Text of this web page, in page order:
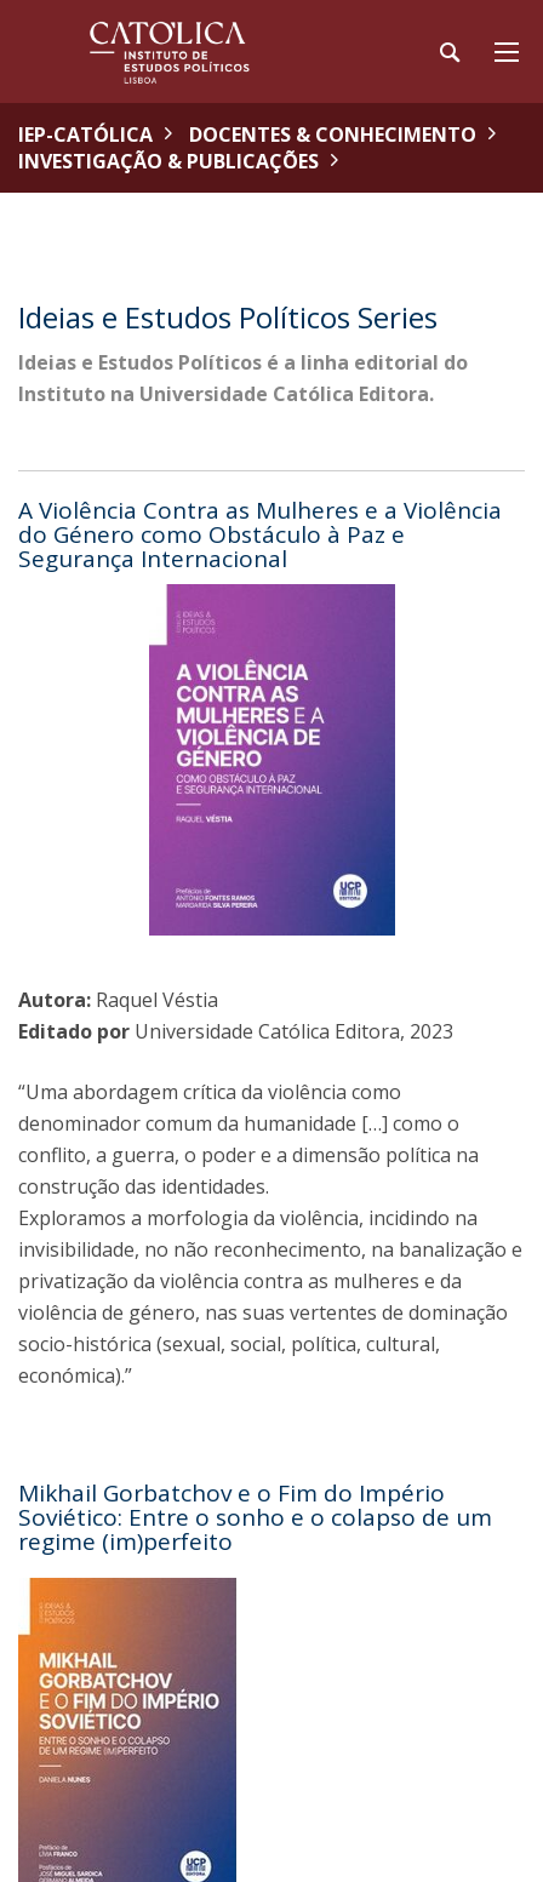
IEP-CATÓLICA
DOCENTES & CONHECIMENTO
INVESTIGAÇÃO & PUBLICAÇÕES
Ideias e Estudos Políticos Series
Ideias e Estudos Políticos é a linha editorial do
Instituto na Universidade Católica Editora.
A Violência Contra as Mulheres e a Violência
do Género como Obstáculo à Paz e
Segurança Internacional
Autora: Raquel Véstia
Editado por Universidade Católica Editora, 2023
“Uma abordagem crítica da violência como
denominador comum da humanidade […] como o
conflito, a guerra, o poder e a dimensão política na
construção das identidades.
Exploramos a morfologia da violência, incidindo na
invisibilidade, no não reconhecimento, na banalização e
privatização da violência contra as mulheres e da
violência de género, nas suas vertentes de dominação
socio-histórica (sexual, social, política, cultural,
económica).”
Mikhail Gorbatchov e o Fim do Império
Soviético: Entre o sonho e o colapso de um
regime (im)perfeito